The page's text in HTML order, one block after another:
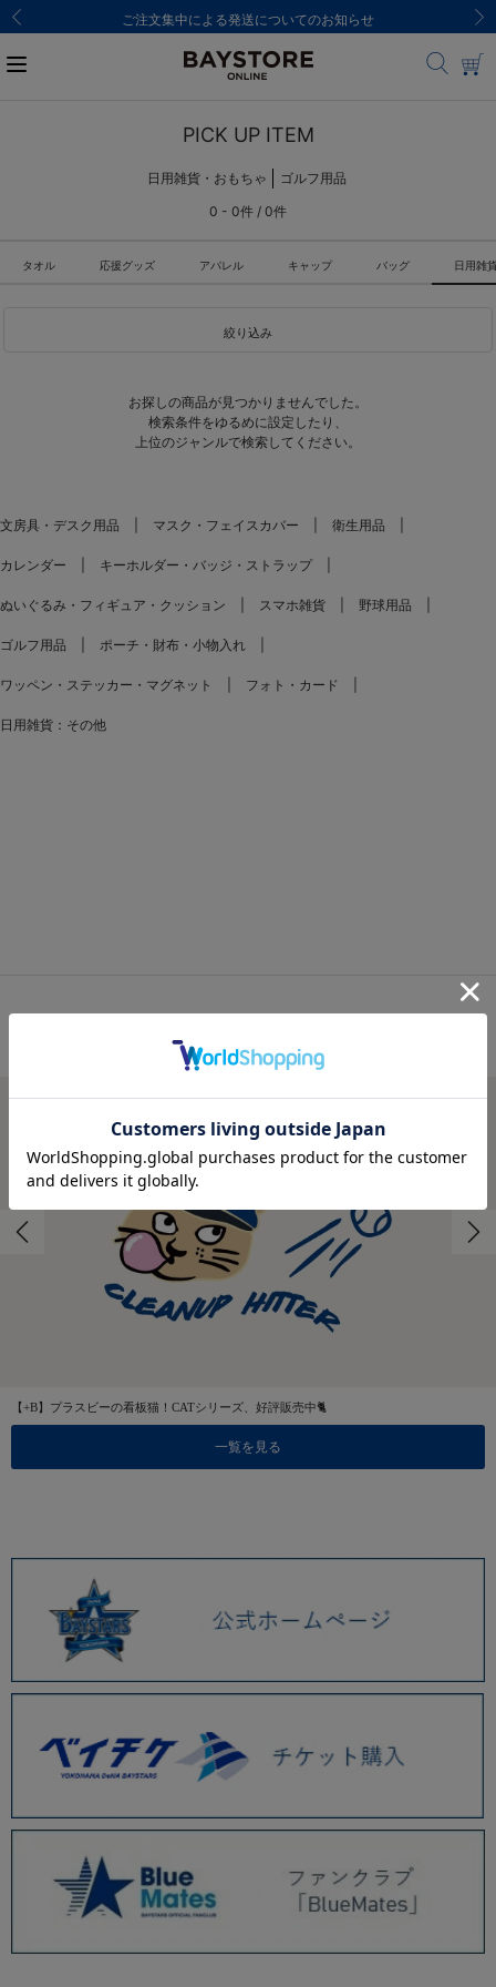
ご注文集中による発送についてのお知らせ
PICK UP ITEM
日用雑貨・おもちゃ
ゴルフ用品
0 - 0件 / 0件
タオル 応援グッズ アパレル キャップ バッグ 日用雑
絞り込み
お探しの商品が見つかりませんでした。
検索条件をゆるめに設定したり、
上位のジャンルで検索してください。
文房具・デスク用品 マスク・フェイスカバー 衛生用品
カレンダー キーホルダー・バッジ・ストラップ
ぬいぐるみ・フィギュア・クッション スマホ雑貨 野球用品
ゴルフ用品 ポーチ・財布・小物入れ
ワッペン・ステッカー・マグネット フォト・カード
日用雑貨：その他
特集
【+B】プラスビーの看板猫！CATシリーズ、好評販売中🐈
一覧を見る